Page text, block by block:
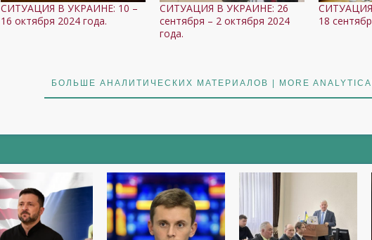
СИТУАЦИЯ В УКРАИНЕ: 10 –
16 октября 2024 года.
СИТУАЦИЯ В УКРАИНЕ: 26
сентября – 2 октября 2024
года.
18
БОЛЬШЕ АНАЛИТИЧЕСКИХ МАТЕРИАЛОВ | MORE